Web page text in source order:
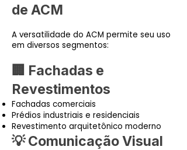
de ACM
A versatilidade do ACM permite seu uso
em diversos segmentos:
🏢 Fachadas e
Revestimentos
Fachadas comerciais
Prédios industriais e residenciais
Revestimento arquitetônico moderno
💡 Comunicação Visual